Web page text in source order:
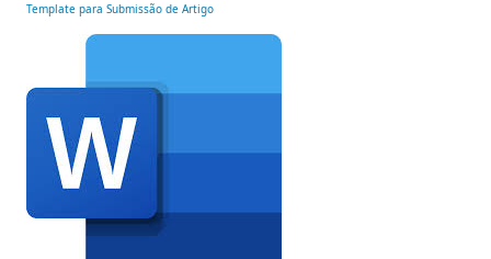
Template para Submissão de Artigo